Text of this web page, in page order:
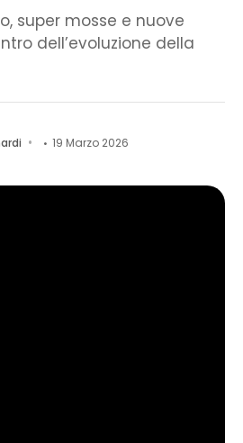
super mosse e nuove
dell’evoluzione della
19 Marzo 2026